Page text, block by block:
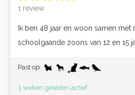
1 review
Ik ben 48 jaar en woon samen met
schoolgaande zoons van 12 en 15
Past op:
3 weken geleden actief